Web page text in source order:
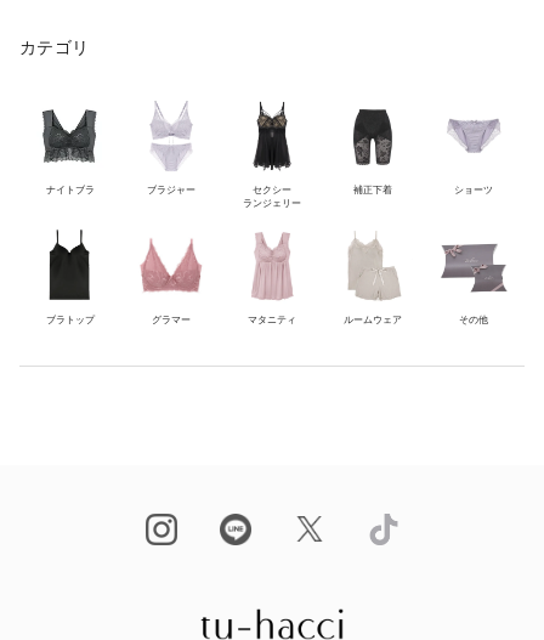
カテゴリ
ナイトブラ ブラジャー
セクシー
ランジェリー
補正下着 ショーツ
ブラトップ グラマー マタニティ ルームウェア その他